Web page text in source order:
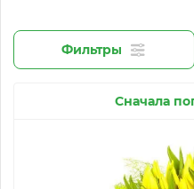
Фильтры
Сначала